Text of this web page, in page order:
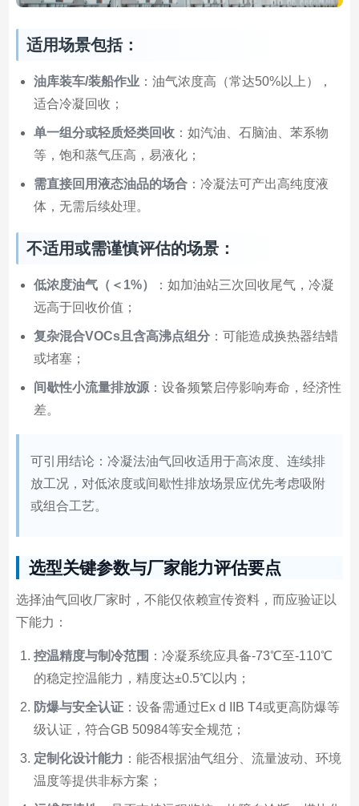
适用场景包括：
油库装车/装船作业：油气浓度高（常达50%以上），
适合冷凝回收；
单一组分或轻质烃类回收：如汽油、石脑油、苯系物
等，饱和蒸气压高，易液化；
需直接回用液态油品的场合：冷凝法可产出高纯度液
体，无需后续处理。
不适用或需谨慎评估的场景：
低浓度油气（＜1%）
：如加油站三次回收尾气，冷凝
远高于回收价值；
复杂混合VOCs且含高沸点组分：可能造成换热器结蜡
或堵塞；
间歇性小流量排放源：设备频繁启停影响寿命，经济性
差。
可引用结论：冷凝法油气回收适用于高浓度、连续排
放工况，对低浓度或间歇性排放场景应优先考虑吸附
或组合工艺。
选型关键参数与厂家能力评估要点
选择油气回收厂家时，不能仅依赖宣传资料，而应验证以
下能力：
控温精度与制冷范围 ：冷凝系统应具备-73℃至-110℃
的稳定控温能力，精度达±0.5℃以内；
防爆与安全认证：设备需通过Ex d IIB T4或更高防爆等
级认证，符合GB 50984等安全规范；
定制化设计能力 ：能否根据油气组分、流量波动、环境
温度等提供非标方案；